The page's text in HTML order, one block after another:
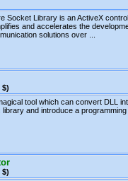
Socket Library is an ActiveX
and accelerates the
solutions over ...
$)
tool which can convert DLL
library and introduce a programming
$)